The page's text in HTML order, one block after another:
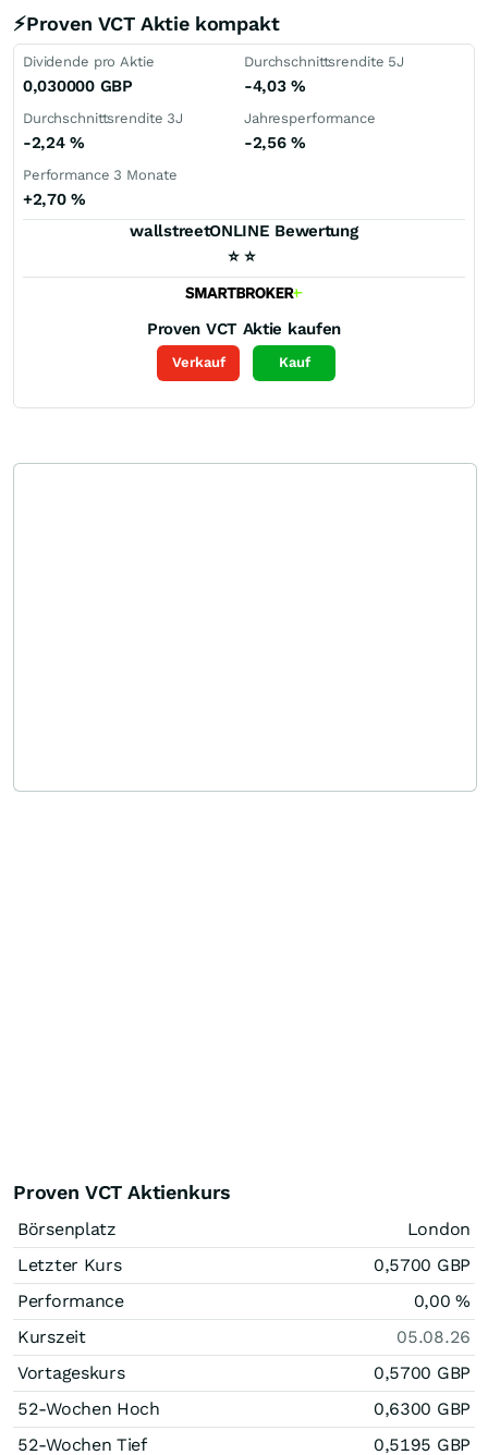
⚡Proven VCT Aktie kompakt
Dividende pro Aktie
0,030000 GBP
Durchschnittsrendite 5J
-4,03%
Durchschnittsrendite 3J
-2,24%
Jahresperformance
-2,56%
Performance 3 Monate
+2,70%
wallstreetONLINE Bewertung
⭐ ⭐
Proven VCT Aktie kaufen
Verkauf Kauf
Proven VCT Aktienkurs
Börsenplatz
London
Letzter Kurs
0,5700 GBP
Performance
0,00%
Kurszeit
05.08.26
Vortageskurs
0,5700 GBP
52-Wochen Hoch
0,6300 GBP
52-Wochen Tief
0,5195 GBP